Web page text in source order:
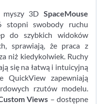
myszy 3D SpaceMouse
stopni swobody ruchu
do szybkich widoków
sprawiają, że praca z
niż kiedykolwiek. Ruchy
się na łatwą i intuicyjną
QuickView zapewniają
rzutów modelu.
Views – dostępne